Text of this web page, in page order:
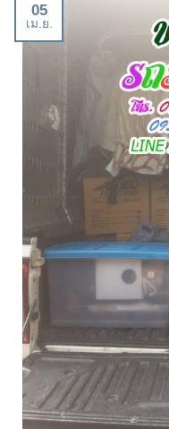
05
เม.ย.